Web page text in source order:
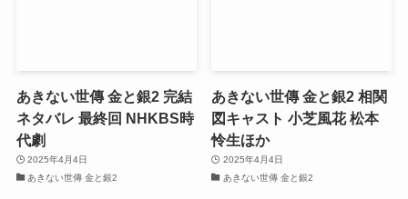
あきない世傳 金と銀2 完結
ネタバレ 最終回 NHKBS時
代劇
2025年4月4日
あきない世傳 金と銀2
あきない世傳 金と銀2 相関
図キャスト 小芝風花 松本
怜生ほか
2025年4月4日
あきない世傳 金と銀2